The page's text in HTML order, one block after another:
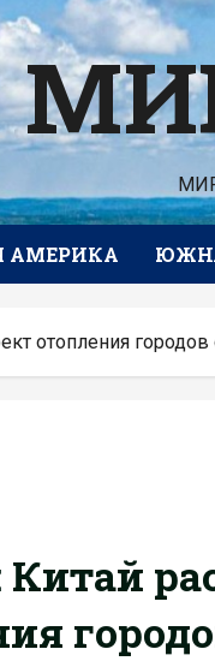
АМЕРИКА
отопления
Китай